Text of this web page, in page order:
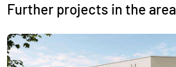
Further projects in the area